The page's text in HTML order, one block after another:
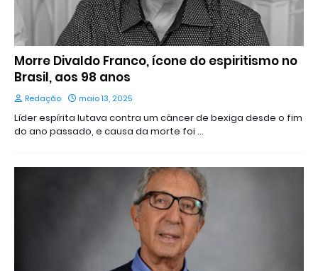
Morre Divaldo Franco, ícone do espiritismo no
Brasil, aos 98 anos
Redação maio 13, 2025
Líder espírita lutava contra um câncer de bexiga desde o fim
do ano passado, e causa da morte foi …